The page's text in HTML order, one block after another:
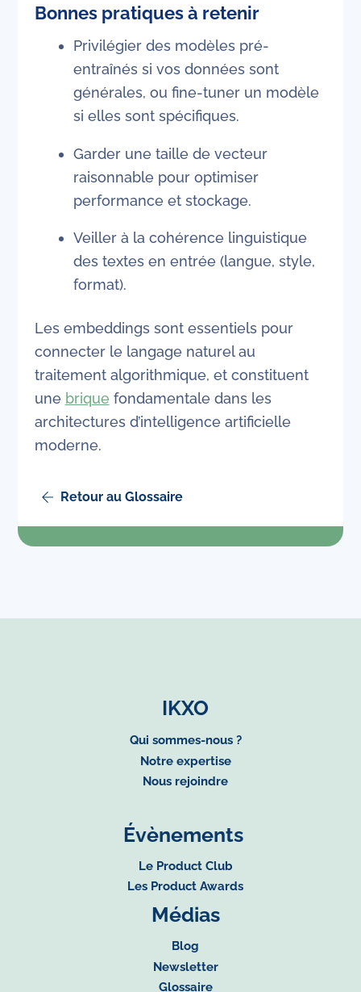
Bonnes pratiques à retenir
Privilégier des modèles pré-
entraînés si vos données sont
générales, ou fine-tuner un modèle
si elles sont spécifiques.
Garder une taille de vecteur
raisonnable pour optimiser
performance et stockage.
Veiller à la cohérence linguistique
des textes en entrée (langue, style,
format).
Les embeddings sont essentiels pour
connecter le langage naturel au
traitement algorithmique, et constituent
une brique fondamentale dans les
architectures d’intelligence artificielle
moderne.
Retour au Glossaire
IKXO
Qui sommes-nous ?
Notre expertise
Nous rejoindre
Évènements
Le Product Club
Les Product Awards
Médias
Blog
Newsletter
Glossaire